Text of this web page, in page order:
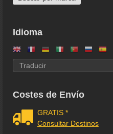
Idioma
Costes de Envío
GRATIS *
Consultar Destinos